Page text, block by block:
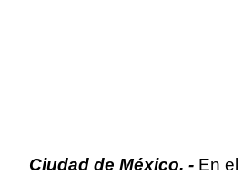
Ciudad de México. - En el